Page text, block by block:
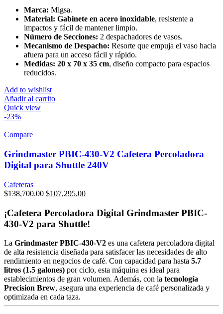
Marca: Migsa.
Material: Gabinete en acero inoxidable, resistente a
impactos y fácil de mantener limpio.
Número de Secciones: 2 despachadores de vasos.
Mecanismo de Despacho: Resorte que empuja el vaso hacia
afuera para un acceso fácil y rápido.
Medidas: 20 x 70 x 35 cm, diseño compacto para espacios
reducidos.
Add to wishlist
Añadir al carrito
Quick view
-23%
Compare
Grindmaster PBIC-430-V2 Cafetera Percoladora
Digital para Shuttle 240V
Cafeteras
$138,700.00 Original
was:
$138,700.00.
$107,295.00Current
is:
$107,295.00.
¡Cafetera Percoladora Digital Grindmaster PBIC-
430-V2 para Shuttle!
La Grindmaster PBIC-430-V2 es una cafetera percoladora digital
de alta resistencia diseñada para satisfacer las necesidades de alto
rendimiento en negocios de café. Con capacidad para hasta 5.7
litros (1.5 galones) por ciclo, esta máquina es ideal para
establecimientos de gran volumen. Además, con la tecnología
Precision Brew, asegura una experiencia de café personalizada y
optimizada en cada taza.